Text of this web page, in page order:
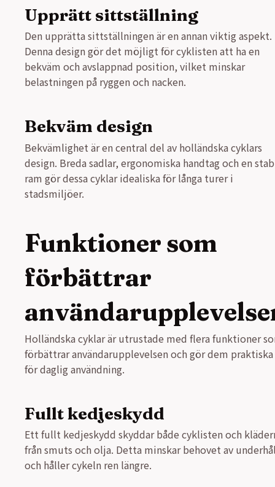
Upprätt sittställning
Den upprätta sittställningen är en annan viktig aspekt.
Denna design gör det möjligt för cyklisten att ha en
bekväm och avslappnad position, vilket minskar
belastningen på ryggen och nacken.
Bekväm design
Bekvämlighet är en central del av holländska cyklars
design. Breda sadlar, ergonomiska handtag och en
ram gör dessa cyklar idealiska för långa turer i
stadsmiljöer.
Funktioner som
förbättrar
Holländska cyklar är utrustade med flera funktioner
förbättrar användarupplevelsen och gör dem praktiska
för daglig användning.
Fullt kedjeskydd
Ett fullt kedjeskydd skyddar både cyklisten och
från smuts och olja. Detta minskar behovet av
och håller cykeln ren längre.